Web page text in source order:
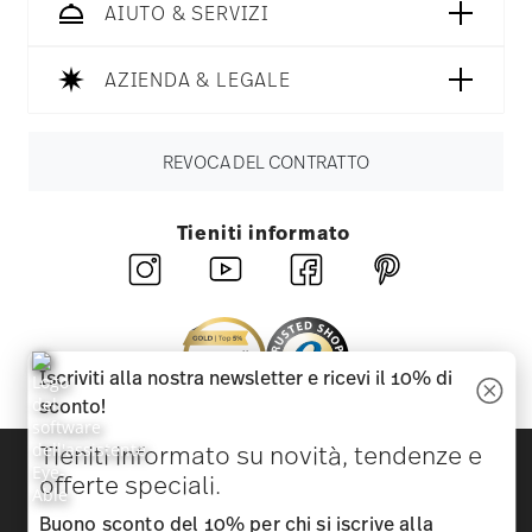
AIUTO & SERVIZI
AZIENDA & LEGALE
REVOCA DEL CONTRATTO
Tieniti informato
Scopri tutti i nostri brand
Bellezza e funzionalità per la tua casa
Iscriviti alla nostra newsletter e ricevi il 10% di
sconto!
Tieniti informato su novità, tendenze e
offerte speciali.
Buono sconto del 10% per chi si iscrive alla